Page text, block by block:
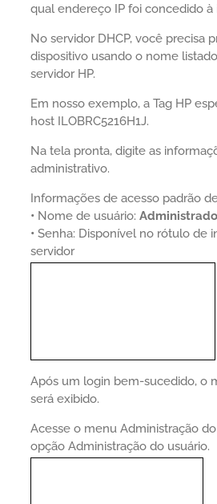
qual endereço IP foi concedido à
No servidor DHCP, você precisa
dispositivo usando o nome
servidor HP.
Em nosso exemplo, a Tag HP
host ILOBRC5216H1J.
Na tela pronta, digite as
administrativo.
Informações de acesso padrão
• Nome de usuário:
• Senha: Disponível no rótulo de
servidor
Após um login bem-sucedido, o
será exibido.
Acesse o menu Administração
opção Administração do usuário.